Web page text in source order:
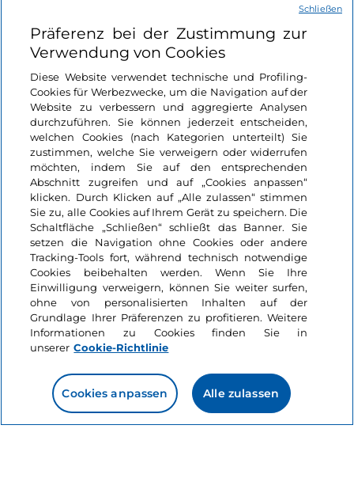
überlaufene Spots
4 Minuten
Informationen über die Seite
Nützliche Links
Login
Bleiben wir in Kontakt
Präferenz bei der Zustimmung zur
Verwendung von Cookies
Diese Website verwendet technische und Profiling-
Cookies für Werbezwecke, um die Navigation auf der
Website zu verbessern und aggregierte Analysen
durchzuführen. Sie können jederzeit entscheiden,
welchen Cookies (nach Kategorien unterteilt) Sie
zustimmen, welche Sie verweigern oder widerrufen
möchten, indem Sie auf den entsprechenden
Abschnitt zugreifen und auf „Cookies anpassen“
klicken. Durch Klicken auf „Alle zulassen“ stimmen
Sie zu, alle Cookies auf Ihrem Gerät zu speichern. Die
Schaltfläche „Schließen“ schließt das Banner. Sie
setzen die Navigation ohne Cookies oder andere
Tracking-Tools fort, während technisch notwendige
Cookies beibehalten werden. Wenn Sie Ihre
Einwilligung verweigern, können Sie weiter surfen,
ohne von personalisierten Inhalten auf der
Grundlage Ihrer Präferenzen zu profitieren. Weitere
Informationen zu Cookies finden Sie in
unserer Cookie-Richtlinie
Cookies anpassen Alle zulassen
Schließen